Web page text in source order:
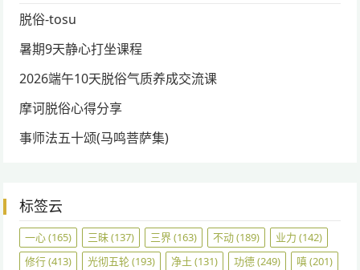
脱俗-tosu
暑期9天静心打坐课程
2026端午10天脱俗气质养成交流课
摩诃脱俗心得分享
事师法五十颂(马鸣菩萨集)
标签云
一心(165) 三昧(137) 三界(163) 不动(189) 业力 (142)
修行(413) 光彻五轮(193) 净土 (131) 功德(249) 嗔(201)